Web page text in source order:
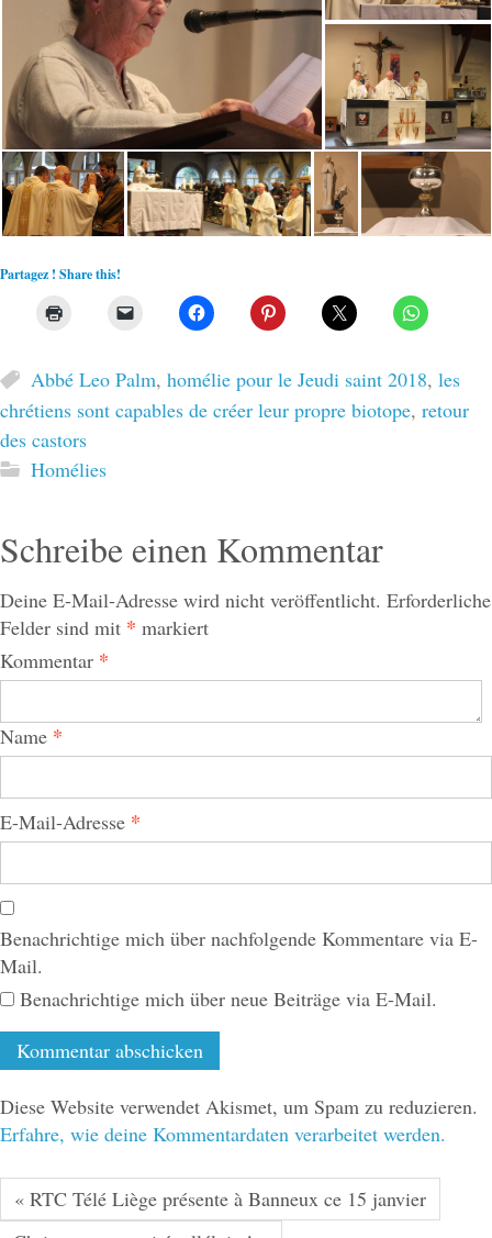
Partagez ! Share this!
Abbé Leo Palm, homélie pour le Jeudi saint 2018, les
chrétiens sont capables de créer leur propre biotope, retour
des castors
Homélies
Schreibe einen Kommentar
Deine E-Mail-Adresse wird nicht veröffentlicht. Erforderliche
Felder sind mit * markiert
Kommentar *
Name *
E-Mail-Adresse *
Benachrichtige mich über nachfolgende Kommentare via E-
Mail.
Benachrichtige mich über neue Beiträge via E-Mail.
Diese Website verwendet Akismet, um Spam zu reduzieren.
Erfahre, wie deine Kommentardaten verarbeitet werden.
« RTC Télé Liège présente à Banneux ce 15 janvier